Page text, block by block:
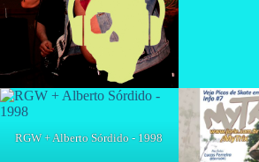
RGW + Alberto Sórdido - 1998